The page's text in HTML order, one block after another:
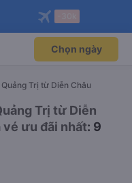
độc
Mở app
bay qua
Mở app
Chọn ngày
Trị từ Diễn Châu
Trị từ Diễn
ưu đãi nhất: 9